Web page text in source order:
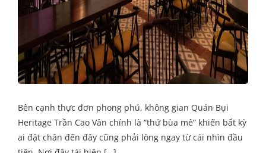
Bên cạnh thực đơn phong phú, không gian Quán Bụi
Heritage Trần Cao Vân chính là “thứ bùa mê” khiến bất kỳ
ai đặt chân đến đây cũng phải lòng ngay từ cái nhìn đầu